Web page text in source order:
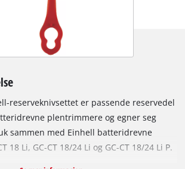
reserveknivsettet er passende reservedel
plentrimmere og egner seg
sammen med Einhell batteridrevne
18 Li, GC-CT 18/24 Li og GC-CT 18/24 Li P.